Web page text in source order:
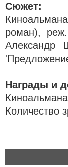
Сюжет:
роман),
Александр
Награды и
Количество